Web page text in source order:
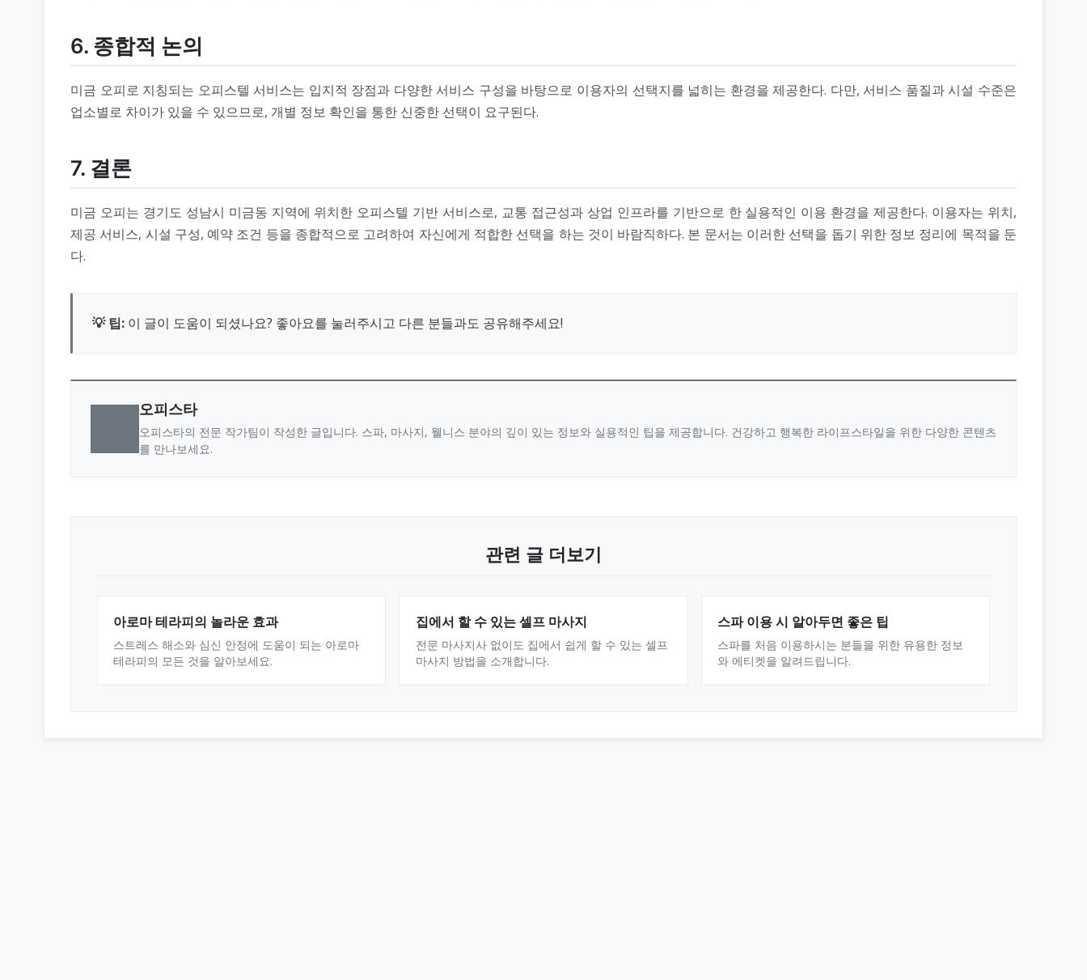
6. 종합적 논의
미금 오피로 지칭되는 오피스텔 서비스는 입지적 장점과 다양한 서비스 구성을 바탕으로 이용자의 선택지를 넓히는 환경을 제공한다. 다만, 서비스 품질과 시설 수준은
업소별로 차이가 있을 수 있으므로, 개별 정보 확인을 통한 신중한 선택이 요구된다.
7. 결론
미금 오피는 경기도 성남시 미금동 지역에 위치한 오피스텔 기반 서비스로, 교통 접근성과 상업 인프라를 기반으로 한 실용적인 이용 환경을 제공한다. 이용자는 위치,
제공 서비스, 시설 구성, 예약 조건 등을 종합적으로 고려하여 자신에게 적합한 선택을 하는 것이 바람직하다. 본 문서는 이러한 선택을 돕기 위한 정보 정리에 목적을 둔
다.
💡 팁: 이 글이 도움이 되셨나요? 좋아요를 눌러주시고 다른 분들과도 공유해주세요!
오피스타
오피스타의 전문 작가팀이 작성한 글입니다. 스파, 마사지, 웰니스 분야의 깊이 있는 정보와 실용적인 팁을 제공합니다. 건강하고 행복한 라이프스타일을 위한 다양한 콘텐츠
를 만나보세요.
관련 글 더보기
아로마 테라피의 놀라운 효과
스트레스 해소와 심신 안정에 도움이 되는 아로마
테라피의 모든 것을 알아보세요.
집에서 할 수 있는 셀프 마사지
전문 마사지사 없이도 집에서 쉽게 할 수 있는 셀프
마사지 방법을 소개합니다.
스파 이용 시 알아두면 좋은 팁
스파를 처음 이용하시는 분들을 위한 유용한 정보
와 에티켓을 알려드립니다.